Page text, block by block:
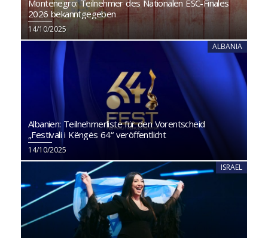
Montenegro: Teilnehmer des Nationalen ESC-Finales
2026 bekanntgegeben
14/10/2025
ALBANIA
Albanien: Teilnehmerliste für den Vorentscheid
„Festivali i Këngës 64“ veröffentlicht
14/10/2025
ISRAEL